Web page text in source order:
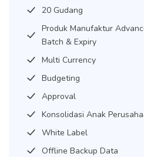
20 Gudang
Produk Manufaktur
Batch & Expiry
Multi Currency
Budgeting
Approval
Konsolidasi Anak
White Label
Offline Backup Data